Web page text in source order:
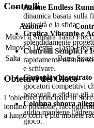
Azione Endless
dinamica basata sulla
velocità e la sfida.
Grafica Vibrante e
splendidamente
Controlli Semplici e
rapidamente usando
e schivare.
Gameplay
giocatori competitivi
personali e sfidare gli
Colonna sonora
audio mantiene
gioco.
Controlli
Azione
Muovi a Sinistra Tasto
Muovi a Destra Tasto
Salta
Barra
Obiettivi del Gioco
L'obiettivo principale in
lontano possibile,
a lungo corri e più monete